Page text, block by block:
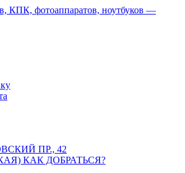
ПР., 42
КАК ДОБРАТЬСЯ?